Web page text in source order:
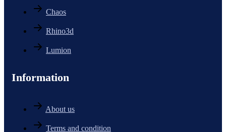
Chaos
Rhino3d
Lumion
Information
About us
Terms and condition